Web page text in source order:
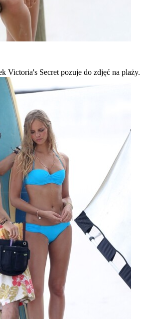
Victoria's Secret pozuje do zdjęć na plaży.